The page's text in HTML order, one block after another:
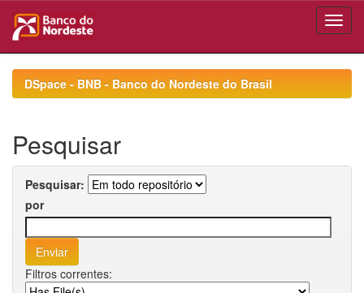
navigationDSpace - BNB - Banco do Nordeste do Brasil
Pesquisar
Pesquisar:
por
Filtros correntes: